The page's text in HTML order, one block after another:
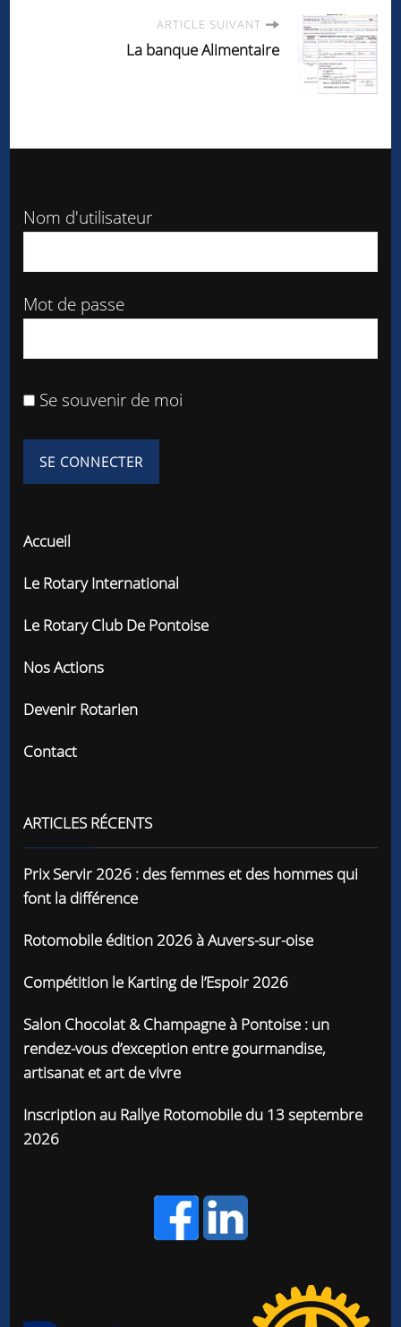
ARTICLE SUIVANT
La banque Alimentaire
Nom d'utilisateur
Mot de passe
Se souvenir de moi
Accueil
Le Rotary International
Le Rotary Club De Pontoise
Nos Actions
Devenir Rotarien
Contact
ARTICLES RÉCENTS
Prix Servir 2026 : des femmes et des hommes qui
font la différence
Rotomobile édition 2026 à Auvers-sur-oise
Compétition le Karting de l’Espoir 2026
Salon Chocolat & Champagne à Pontoise : un
rendez-vous d’exception entre gourmandise,
artisanat et art de vivre
Inscription au Rallye Rotomobile du 13 septembre
2026